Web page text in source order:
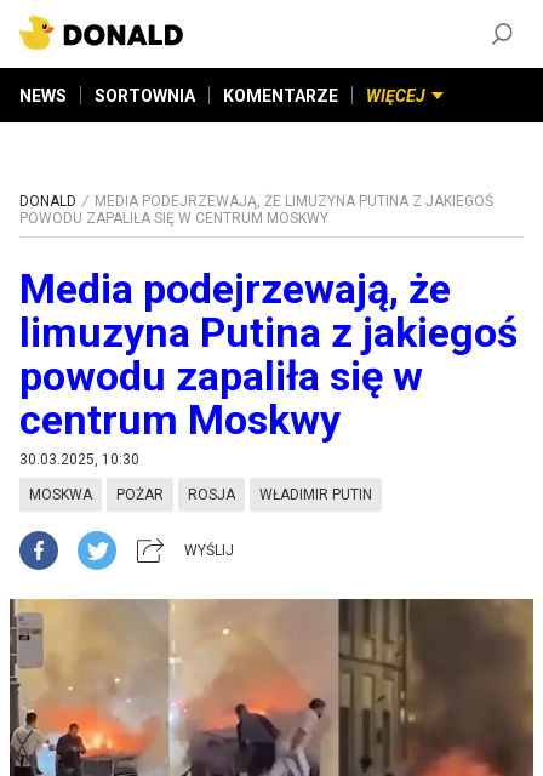
NEWS SORTOWNIA KOMENTARZE WIĘCEJ
DONALD
MEDIA PODEJRZEWAJĄ, ŻE LIMUZYNA PUTINA Z JAKIEGOŚ
POWODU ZAPALIŁA SIĘ W CENTRUM MOSKWY
Media podejrzewają, że
limuzyna Putina z jakiegoś
powodu zapaliła się w
centrum Moskwy
30.03.2025, 10:30
MOSKWA POŻAR ROSJA WŁADIMIR PUTIN
WYŚLIJ